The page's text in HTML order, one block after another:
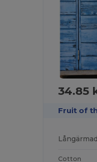
34.85
Fruit of
Cotton